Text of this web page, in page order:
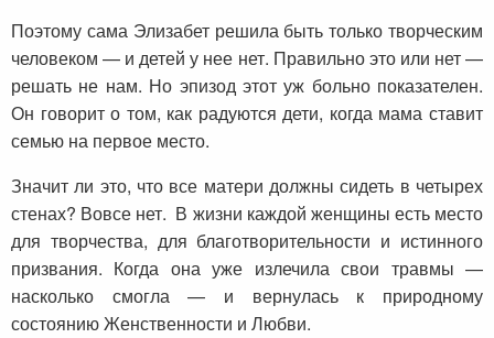
Поэтому сама Элизабет решила быть только творческим
человеком — и детей у нее нет. Правильно это или нет —
решать не нам. Но эпизод этот уж больно показателен.
Он говорит о том, как радуются дети, когда мама ставит
семью на первое место.
Значит ли это, что все матери должны сидеть в четырех
стенах? Вовсе нет. В жизни каждой женщины есть место
для творчества, для благотворительности и истинного
призвания. Когда она уже излечила свои травмы —
насколько смогла — и вернулась к природному
состоянию Женственности и Любви.